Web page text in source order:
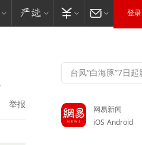
登录
举报
网易新闻
iOS Android